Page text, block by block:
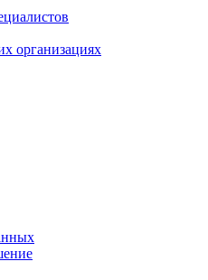
организациях